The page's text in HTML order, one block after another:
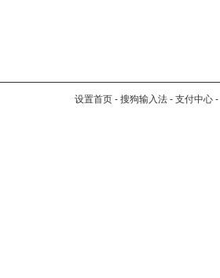
设置首页 - 搜狗输入法 - 支付中心 -